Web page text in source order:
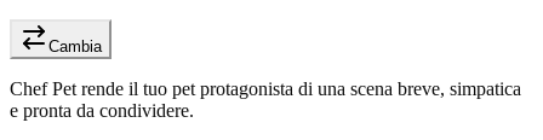
Cambia
Chef Pet rende il tuo pet protagonista di una scena breve, simpatica
e pronta da condividere.